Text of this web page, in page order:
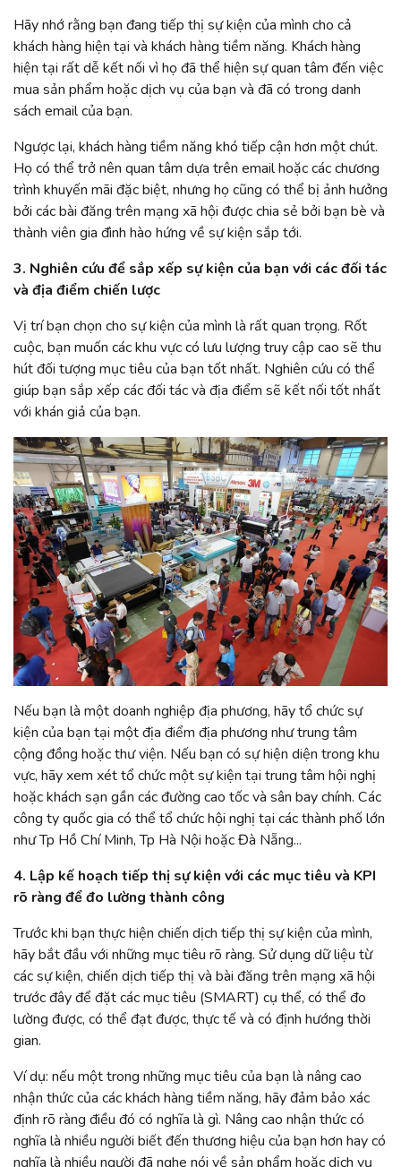
Hãy nhớ rằng bạn đang tiếp thị sự kiện của mình cho cả
khách hàng hiện tại và khách hàng tiềm năng. Khách hàng
hiện tại rất dễ kết nối vì họ đã thể hiện sự quan tâm đến việc
mua sản phẩm hoặc dịch vụ của bạn và đã có trong danh
sách email của bạn.
Ngược lại, khách hàng tiềm năng khó tiếp cận hơn một chút.
Họ có thể trở nên quan tâm dựa trên email hoặc các chương
trình khuyến mãi đặc biệt, nhưng họ cũng có thể bị ảnh hưởng
bởi các bài đăng trên mạng xã hội được chia sẻ bởi bạn bè và
thành viên gia đình hào hứng về sự kiện sắp tới.
3. Nghiên cứu để sắp xếp sự kiện của bạn với các đối tác
và địa điểm chiến lược
Vị trí bạn chọn cho sự kiện của mình là rất quan trọng. Rốt
cuộc, bạn muốn các khu vực có lưu lượng truy cập cao sẽ thu
hút đối tượng mục tiêu của bạn tốt nhất. Nghiên cứu có thể
giúp bạn sắp xếp các đối tác và địa điểm sẽ kết nối tốt nhất
với khán giả của bạn.
Nếu bạn là một doanh nghiệp địa phương, hãy tổ chức sự
kiện của bạn tại một địa điểm địa phương như trung tâm
cộng đồng hoặc thư viện. Nếu bạn có sự hiện diện trong khu
vực, hãy xem xét tổ chức một sự kiện tại trung tâm hội nghị
hoặc khách sạn gần các đường cao tốc và sân bay chính. Các
công ty quốc gia có thể tổ chức hội nghị tại các thành phố lớn
như Tp Hồ Chí Minh, Tp Hà Nội hoặc Đà Nẵng...
4. Lập kế hoạch tiếp thị sự kiện với các mục tiêu và KPI
rõ ràng để đo lường thành công
Trước khi bạn thực hiện chiến dịch tiếp thị sự kiện của mình,
hãy bắt đầu với những mục tiêu rõ ràng. Sử dụng dữ liệu từ
các sự kiện, chiến dịch tiếp thị và bài đăng trên mạng xã hội
trước đây để đặt các mục tiêu (SMART) cụ thể, có thể đo
lường được, có thể đạt được, thực tế và có định hướng thời
gian.
Ví dụ: nếu một trong những mục tiêu của bạn là nâng cao
nhận thức của các khách hàng tiềm năng, hãy đảm bảo xác
định rõ ràng điều đó có nghĩa là gì. Nâng cao nhận thức có
nghĩa là nhiều người biết đến thương hiệu của bạn hơn hay có
nghĩa là nhiều người đã nghe nói về sản phẩm hoặc dịch vụ